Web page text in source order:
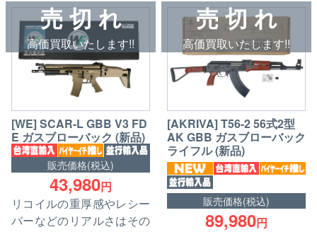
売 切 れ
高価買取いたします!!
[WE] SCAR-L GBB V3 FD
E ガスブローバック (新品)
販売価格(税込)
43,980円
リコイルの重厚感やレシー
バーなどのリアルさはその
売 切 れ
高価買取いたします!!
[AKRIVA] T56-2 56式2型
AK GBB ガスブローバック
ライフル (新品)
販売価格(税込)
89,980円